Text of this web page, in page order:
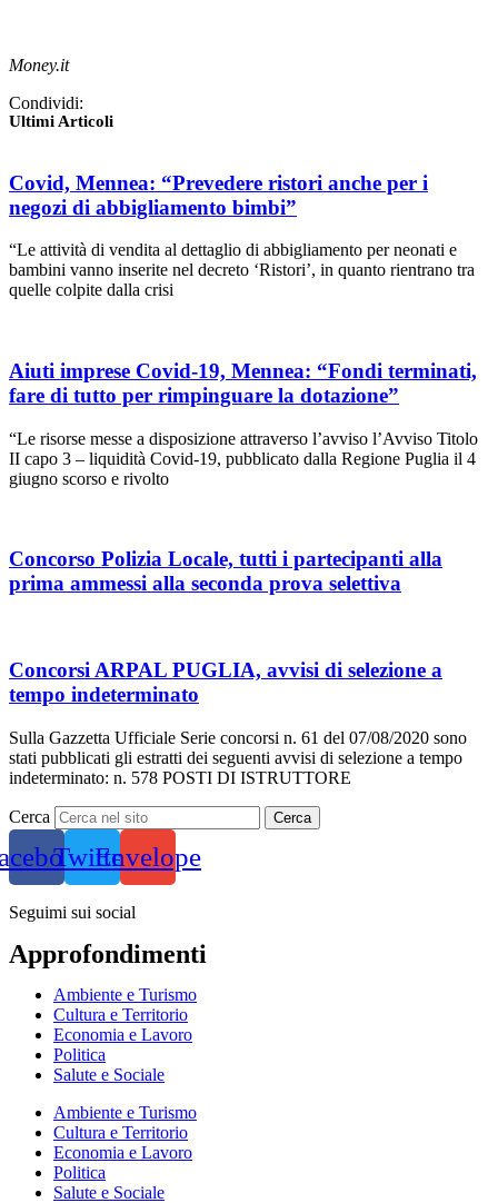
Money.it
Condividi:
Ultimi Articoli
Covid, Mennea: “Prevedere ristori anche per i
negozi di abbigliamento bimbi”
“Le attività di vendita al dettaglio di abbigliamento per neonati e
bambini vanno inserite nel decreto ‘Ristori’, in quanto rientrano tra
quelle colpite dalla crisi
Aiuti imprese Covid-19, Mennea: “Fondi terminati,
fare di tutto per rimpinguare la dotazione”
“Le risorse messe a disposizione attraverso l’avviso l’Avviso Titolo
II capo 3 – liquidità Covid-19, pubblicato dalla Regione Puglia il 4
giugno scorso e rivolto
Concorso Polizia Locale, tutti i partecipanti alla
prima ammessi alla seconda prova selettiva
Concorsi ARPAL PUGLIA, avvisi di selezione a
tempo indeterminato
Sulla Gazzetta Ufficiale Serie concorsi n. 61 del 07/08/2020 sono
stati pubblicati gli estratti dei seguenti avvisi di selezione a tempo
indeterminato: n. 578 POSTI DI ISTRUTTORE
Cerca Cerca
TwitterEnvelope
Seguimi sui social
Approfondimenti
Ambiente e Turismo
Cultura e Territorio
Economia e Lavoro
Politica
Salute e Sociale
Ambiente e Turismo
Cultura e Territorio
Economia e Lavoro
Politica
Salute e Sociale